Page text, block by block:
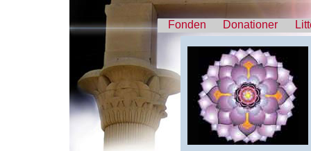
Fonden Donationer